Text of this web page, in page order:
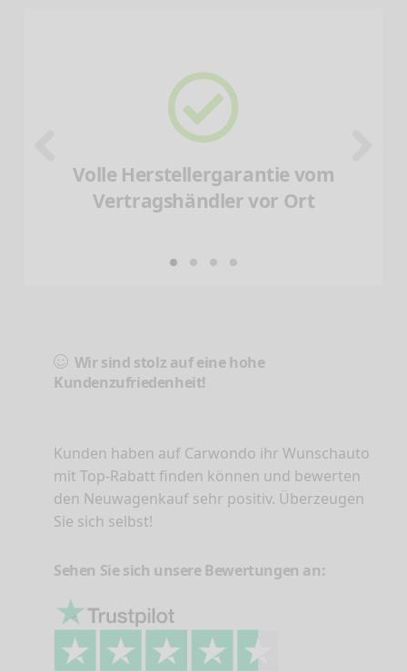
Volle Herstellergarantie vom
Vertragshändler vor Ort
Wir sind stolz auf eine hohe
Kundenzufriedenheit!
Kunden haben auf Carwondo ihr Wunschauto
mit Top-Rabatt finden können und bewerten
den Neuwagenkauf sehr positiv. Überzeugen
Sie sich selbst!
Sehen Sie sich unsere Bewertungen an: